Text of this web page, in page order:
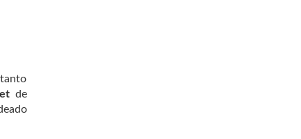
tanto
de